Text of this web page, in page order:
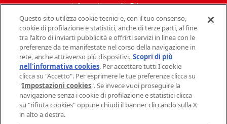
Informativa sulla Privacy
Politica del sito
Contatti Mondelez Italia
Dati societari
FAQ
Policy sui Cookie
Questo sito utilizza cookie tecnici e, con il tuo consenso,
cookie di profilazione e statistici, anche di terze parti, al fine
tra l'altro di inviarti pubblicità e offrirti servizi in linea con le
preferenze da te manifestate nel corso della navigazione in
rete, anche attraverso più dispositivi. Scopri di più
nell'informativa cookies. Per accettare tutti I cookie
clicca su "Accetto". Per esprimere le tue preferenze clicca su
"Impostazioni cookies". Se invece vuoi proseguire la
navigazione senza i cookie di profilazione e statistici clicca
su "rifiuta cookies" oppure chiudi il banner cliccando sulla X
in alto a destra.